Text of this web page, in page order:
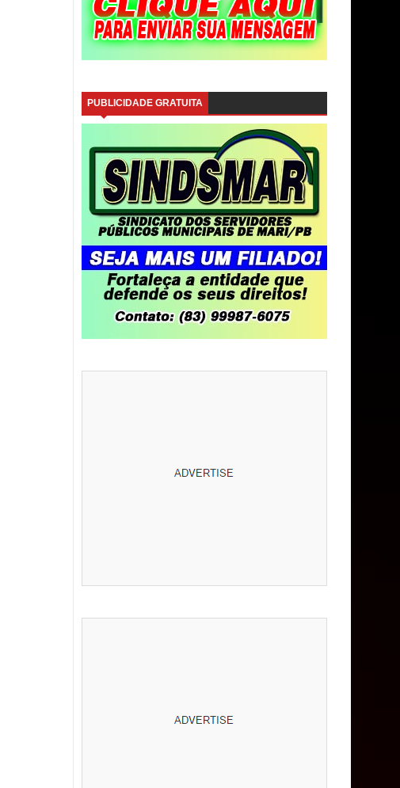
PUBLICIDADE GRATUITA